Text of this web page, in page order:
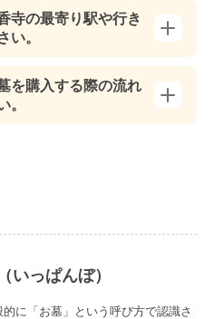
寺の最寄り駅や行き
い。
を購入する際の流れ
いっぱんぼ）
に「お墓」という呼び方で認識さ